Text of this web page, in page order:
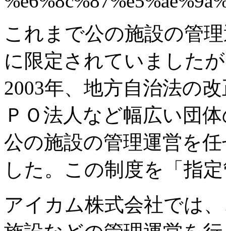
これまで公の施設の管
に限定されていました
2003年、地方自治法の
ＰＯ法人など幅広い団
公の施設の管理運営を
した。この制度を「指
アイカム株式会社では